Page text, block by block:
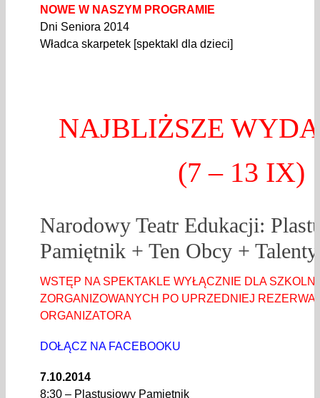
NOWE W NASZYM PROGRAMIE
Dni Seniora 2014
Władca skarpetek [spektakl dla dzieci]
NAJBLIŻSZE
(7 – 13 IX)
Narodowy Teatr Edukacji:
Pamiętnik + Ten Obcy +
WSTĘP NA SPEKTAKLE WYŁĄCZNIE DLA
ZORGANIZOWANYCH PO UPRZEDNIEJ
ORGANIZATORA
DOŁĄCZ NA FACEBOOKU
7.10.2014
8:30 – Plastusiowy Pamiętnik